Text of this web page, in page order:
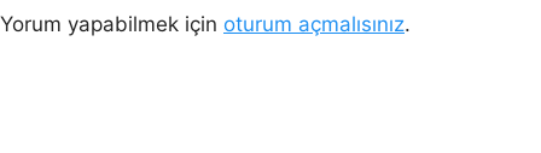
Yorum yapabilmek için oturum açmalısınız.